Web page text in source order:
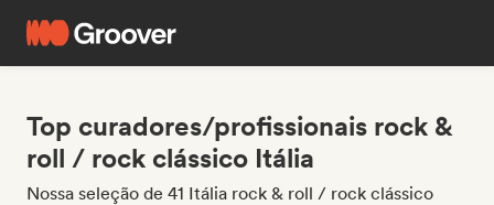
Top curadores/profissionais rock &
roll / rock clássico Itália
Nossa seleção de 41 Itália rock & roll / rock clássico